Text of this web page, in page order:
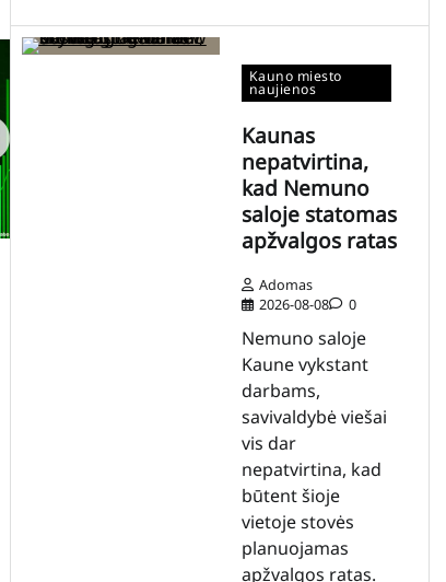
Kauno miesto
naujienos
Kaunas
nepatvirtina,
kad Nemuno
saloje statomas
apžvalgos ratas
Adomas
2026-08-08
0
Nemuno saloje
Kaune vykstant
darbams,
savivaldybė viešai
vis dar
nepatvirtina, kad
būtent šioje
vietoje stovės
planuojamas
apžvalgos ratas.